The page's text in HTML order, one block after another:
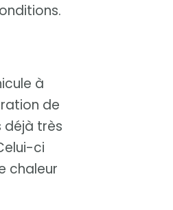
à
de
déjà très
ci
chaleur